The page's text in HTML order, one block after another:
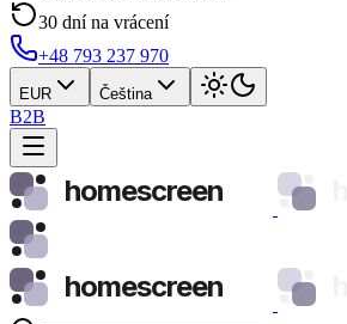
30 dní na vrácení
+48 793 237 970
EUR Čeština
B2B
homescreen
homescreen